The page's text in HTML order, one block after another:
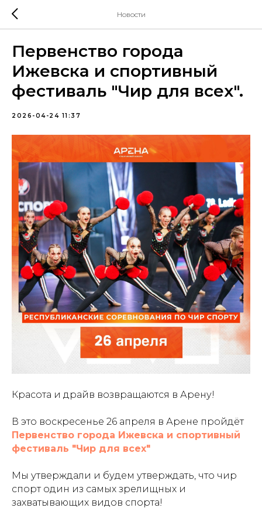
Новости
Первенство города
Ижевска и спортивный
фестиваль "Чир для всех".
2026-04-24 11:37
Красота и драйв возвращаются в Арену!
В это воскресенье 26 апреля в Арене пройдёт
Первенство города Ижевска и спортивный
фестиваль "Чир для всех"
Мы утверждали и будем утверждать, что чир
спорт один из самых зрелищных и
захватывающих видов спорта!